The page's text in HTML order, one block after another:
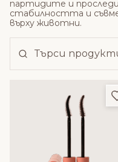
партидите и
стабилността и
върху животни.